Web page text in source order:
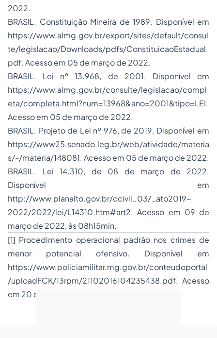
2022.
BRASIL. Constituição Mineira de 1989. Disponível em
https://www.almg.gov.br/export/sites/default/consul
te/legislacao/Downloads/pdfs/ConstituicaoEstadual.
pdf. Acesso em 05 de março de 2022.
BRASIL. Lei nº 13.968, de 2001. Disponível em
https://www.almg.gov.br/consulte/legislacao/compl
eta/completa.html?num=13968&ano=2001&tipo=LEI.
Acesso em 05 de março de 2022.
BRASIL. Projeto de Lei nº 976, de 2019. Disponível em
https://www25.senado.leg.br/web/atividade/materia
s/-/materia/148081. Acesso em 05 de março de 2022.
BRASIL. Lei 14.310, de 08 de março de 2022.
Disponível em
http://www.planalto.gov.br/ccivil_03/_ato2019-
2022/2022/lei/L14310.htm#art2. Acesso em 09 de
março de 2022, às 08h15min.
[1] Procedimento operacional padrão nos crimes de
menor potencial ofensivo. Disponível em
https://www.policiamilitar.mg.gov.br/conteudoportal
/uploadFCK/13rpm/21102016104235438.pdf. Acesso
em 20 de fevereiro de 2022.